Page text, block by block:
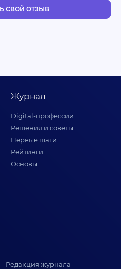
СВОЙ ОТЗЫВ
Журнал
Digital-профессии
Решения и советы
Первые шаги
Рейтинги
Основы
Редакция журнала